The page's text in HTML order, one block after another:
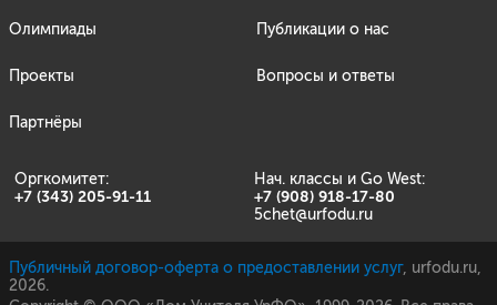
Олимпиады
Проекты
Партнёры
Публикации о нас
Вопросы и ответы
Оргкомитет: Нач. классы и Go West:
+7 (343) 205-91-11 +7 (908) 918-17-80
5chet@urfodu.ru
Публичный договор-оферта о предоставлении услуг, urfodu.ru,
2026.